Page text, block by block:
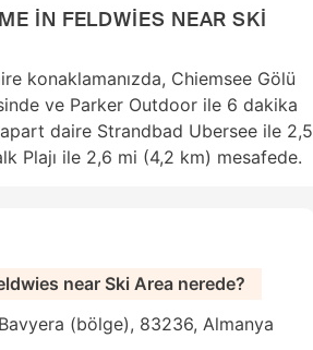
İN FELDWİES NEAR SKİ
konaklamanızda, Chiemsee Gölü
ve Parker Outdoor ile 6 dakika
apart daire Strandbad Ubersee ile 2,5
Plajı ile 2,6 mi (4,2 km) mesafede.
near Ski Area nerede?
(bölge), 83236, Almanya